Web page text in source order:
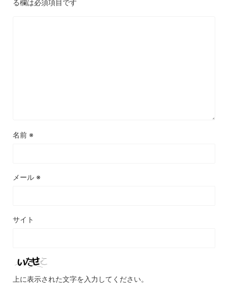
る欄は必須項目です
名前 ※
メール ※
サイト
上に表示された文字を入力してください。